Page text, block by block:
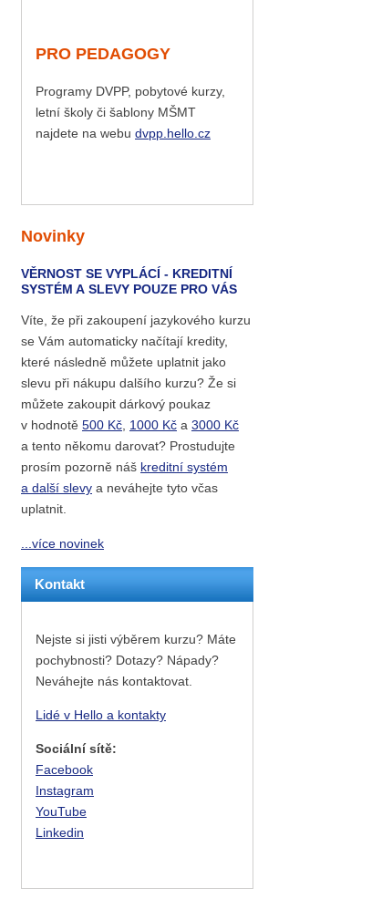
PRO PEDAGOGY
Programy DVPP, pobytové kurzy,
letní školy či šablony MŠMT
najdete na webu dvpp.hello.cz
Novinky
VĚRNOST SE VYPLÁCÍ - KREDITNÍ
SYSTÉM A SLEVY POUZE PRO VÁS
Víte, že při zakoupení jazykového kurzu
se Vám automaticky načítají kredity,
které následně můžete uplatnit jako
slevu při nákupu dalšího kurzu? Že si
můžete zakoupit dárkový poukaz
v hodnotě 500 Kč, 1000 Kč a 3000 Kč
a tento někomu darovat? Prostudujte
prosím pozorně náš kreditní systém
a další slevy a neváhejte tyto včas
uplatnit.
...více novinek
Kontakt
Nejste si jisti výběrem kurzu? Máte
pochybnosti? Dotazy? Nápady?
Neváhejte nás kontaktovat.
Lidé v Hello a kontakty
Sociální sítě:
Facebook
Instagram
YouTube
Linkedin